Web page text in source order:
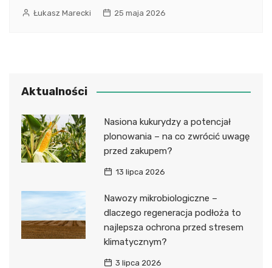
Łukasz Marecki 25 maja 2026
Aktualności
Nasiona kukurydzy a potencjał
plonowania – na co zwrócić uwagę
przed zakupem?
13 lipca 2026
Nawozy mikrobiologiczne –
dlaczego regeneracja podłoża to
najlepsza ochrona przed stresem
klimatycznym?
3 lipca 2026